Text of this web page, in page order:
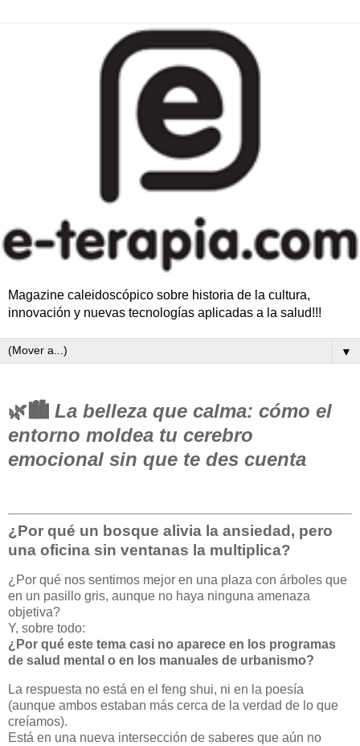
Magazine caleidoscópico sobre historia de la cultura,
innovación y nuevas tecnologías aplicadas a la salud!!!
▼
🌿🏙 La belleza que calma: cómo el
entorno moldea tu cerebro
emocional sin que te des cuenta
¿Por qué un bosque alivia la ansiedad, pero
una oficina sin ventanas la multiplica?
¿Por qué nos sentimos mejor en una plaza con árboles que
en un pasillo gris, aunque no haya ninguna amenaza
objetiva?
Y, sobre todo:
¿Por qué este tema casi no aparece en los programas
de salud mental o en los manuales de urbanismo?
La respuesta no está en el feng shui, ni en la poesía
(aunque ambos estaban más cerca de la verdad de lo que
creíamos).
Está en una nueva intersección de saberes que aún no